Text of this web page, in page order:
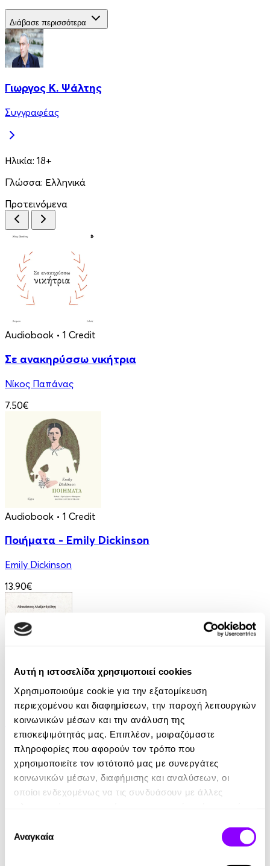
Αυτή η ιστοσελίδα χρησιμοποιεί cookies
Χρησιμοποιούμε cookie για την εξατομίκευση
περιεχομένου και διαφημίσεων, την παροχή λειτουργιών
κοινωνικών μέσων και την ανάλυση της
επισκεψιμότητάς μας. Επιπλέον, μοιραζόμαστε
πληροφορίες που αφορούν τον τρόπο που
χρησιμοποιείτε τον ιστότοπό μας με συνεργάτες
κοινωνικών μέσων, διαφήμισης και αναλύσεων, οι
οποίοι ενδεχομένως να τις συνδυάσουν με άλλες
των υπηρεσιών τους.
συγκατάθεσης
Αναγκαία
Διάβασε περισσότερα
Γιωργος Κ. Ψάλτης
Συγγραφέας
Ηλικία: 18+
Γλώσσα: Ελληνικά
Προτεινόμενα
Audiobook • 1 Credit
Σε ανακηρύσσω νικήτρια
Νίκος Παπάνας
7.50€
Audiobook • 1 Credit
Ποιήματα - Emily Dickinson
Emily Dickinson
13.90€
eBook
SMS
Αθανάσιος Αλεξανδρίδης
3.99€